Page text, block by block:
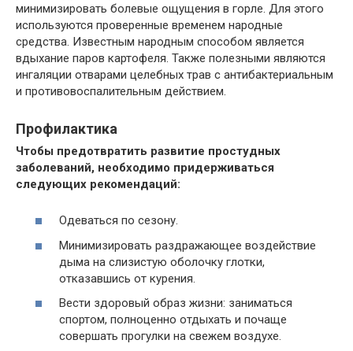
минимизировать болевые ощущения в горле. Для этого
используются проверенные временем народные
средства. Известным народным способом является
вдыхание паров картофеля. Также полезными являются
ингаляции отварами целебных трав с антибактериальным
и противовоспалительным действием.
Профилактика
Чтобы предотвратить развитие простудных
заболеваний, необходимо придерживаться
следующих рекомендаций:
Одеваться по сезону.
Минимизировать раздражающее воздействие
дыма на слизистую оболочку глотки,
отказавшись от курения.
Вести здоровый образ жизни: заниматься
спортом, полноценно отдыхать и почаще
совершать прогулки на свежем воздухе.